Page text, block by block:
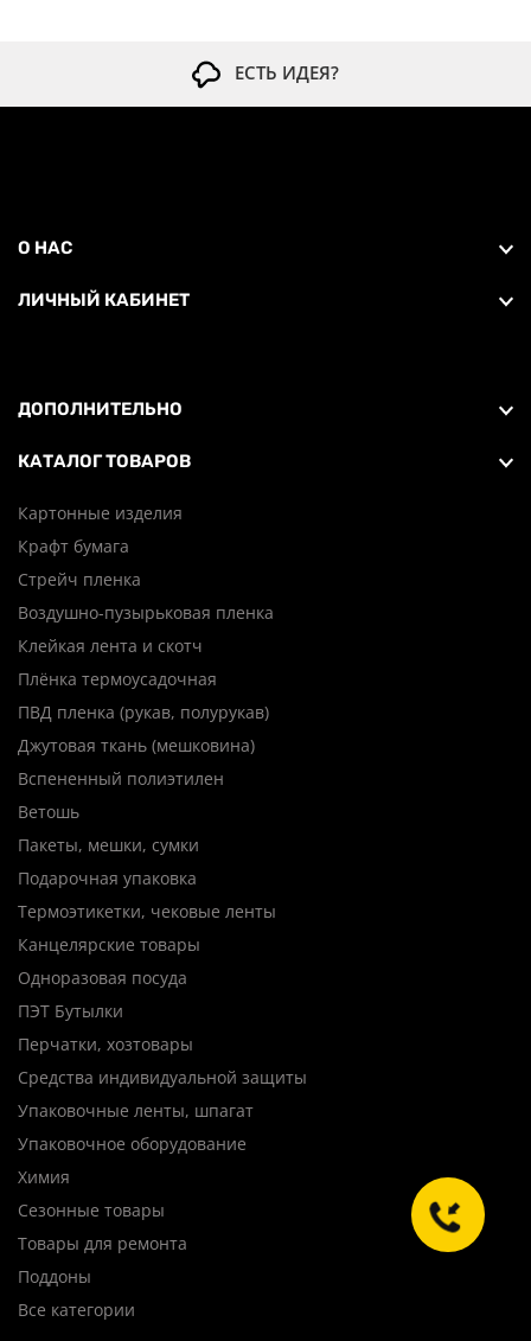
ЕСТЬ ИДЕЯ?
О НАС
ЛИЧНЫЙ КАБИНЕТ
ДОПОЛНИТЕЛЬНО
КАТАЛОГ ТОВАРОВ
Картонные изделия
Крафт бумага
Стрейч пленка
Воздушно-пузырьковая пленка
Клейкая лента и скотч
Плёнка термоусадочная
ПВД пленка (рукав, полурукав)
Джутовая ткань (мешковина)
Вспененный полиэтилен
Ветошь
Пакеты, мешки, сумки
Подарочная упаковка
Термоэтикетки, чековые ленты
Канцелярские товары
Одноразовая посуда
ПЭТ Бутылки
Перчатки, хозтовары
Средства индивидуальной защиты
Упаковочные ленты, шпагат
Упаковочное оборудование
Химия
Сезонные товары
Товары для ремонта
Поддоны
Все категории